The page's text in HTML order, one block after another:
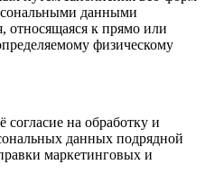
данными
относящаяся к прямо или
физическому
согласие на обработку и
данных подрядной
маркетинговых и